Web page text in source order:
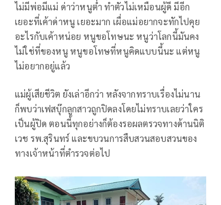
ไม่มีพ่อมีแม่ ด่าว่าหนูต่ำ ทำตัวไม่เหมือนผู้ดี มีอีก
เยอะที่เค้าด่าหนู เยอะมาก เผื่อแม่อยากจะทักไปคุย
อะไรกับเค้าหน่อย หนูขอโทษนะ หนูว่าโลกนี้มันคง
ไม่ใช่ที่ของหนู หนูขอโทษที่หนูคิดแบบนี้นะ แต่หนู
ไม่อยากอยู่แล้ว
แม่ผู้เสียชีวิต ยังเล่าอีกว่า หลังจากทราบเรื่องไม่นาน
ก็พบว่าเฟสบุ๊กลูกสาวถูกปิดลงโดยไม่ทราบเลยว่าใคร
เป็นผู้ปิด ตอนนี้ทุกอย่างก็ต้องรอผลตรวจทางด้านนิติ
เวช รพ.สุรินทร์ และขบวนการสืบสวนสอบสวนของ
ทางเจ้าหน้าที่ตำรวจต่อไป